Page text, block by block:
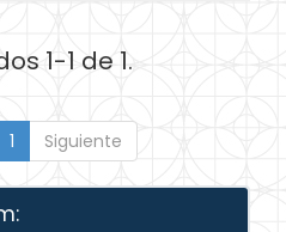
1-1 de 1.
1 Siguiente